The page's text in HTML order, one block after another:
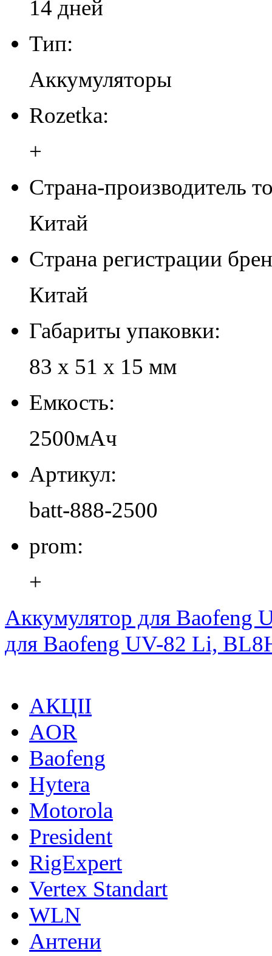
14 дней
Тип:
Аккумуляторы
Rozetka:
+
Страна-производитель
Китай
Страна регистрации
Китай
Габариты упаковки:
83 х 51 х 15 мм
Емкость:
2500мАч
Артикул:
batt-888-2500
prom:
+
Аккумулятор для Baofeng
для Baofeng UV-82 Li,
АКЦІІ
AOR
Baofeng
Hytera
Motorola
President
RigExpert
Vertex Standart
WLN
Антени